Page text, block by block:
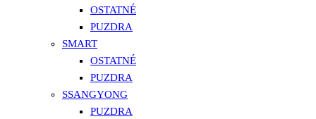
OSTATNÉ
PUZDRA
SMART
OSTATNÉ
PUZDRA
SSANGYONG
PUZDRA